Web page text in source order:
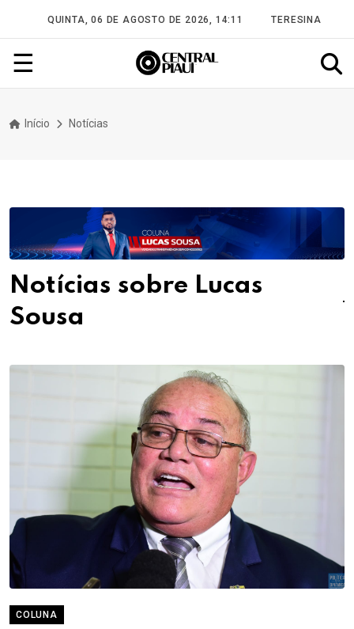
QUINTA, 06 DE AGOSTO DE 2026, 14:11 TERESINA
☰
Início Notícias
Notícias sobre Lucas
Sousa
COLUNA